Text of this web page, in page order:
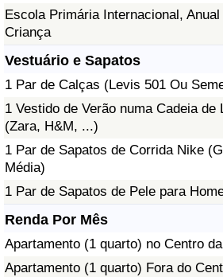
Escola Primária Internacional,
Criança
Vestuário e Sapatos
1 Par de Calças (Levis 501 Ou
1 Vestido de Verão numa Cadeia de
(Zara, H&M, ...)
1 Par de Sapatos de Corrida Nike
Média)
1 Par de Sapatos de Pele para
Renda Por Mês
Apartamento (1 quarto) no Centro
Apartamento (1 quarto) Fora do